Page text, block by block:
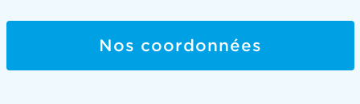
Nos coordonnées